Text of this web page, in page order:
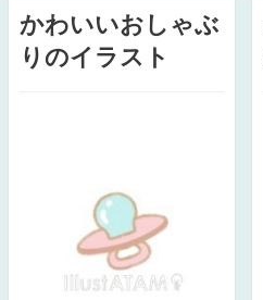
かわいいおしゃぶ
りのイラスト